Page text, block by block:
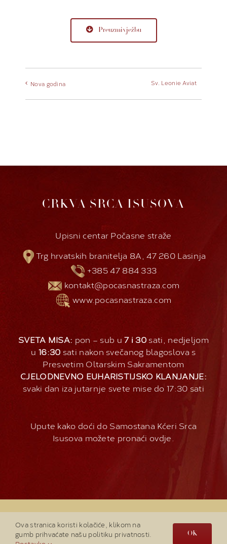
Preuzmi vježbu
Nova godina Sv. Leonie Aviat
CRKVA SRCA ISUSOVA
Upisni centar Počasne straže
Trg hrvatskih branitelja 8A, 47 260 Lasinja
+385 47 884 333
kontakt@pocasnastraza.com
www.pocasnastraza.com
SVETA MISA: pon – sub u7 i 30sati, nedjeljom
u16:30 sati nakon svečanog blagoslova s
Presvetim Oltarskim Sakramentom
CJELODNEVNO EUHARISTIJSKO KLANJANJE:
svaki dan iza jutarnje svete mise do 17:30 sati
Upute kako doći do Samostana Kćeri Srca
Isusova možete pronaći ovdje
Sva prava pridržava2026 |Službena stranica
Počasne straže| Samostan Kćeri Srca Isusova -
Lasinja
Ova stranica koristi kolačiće, klikom na
gumb prihvaćate našu politiku privatnosti.
OK